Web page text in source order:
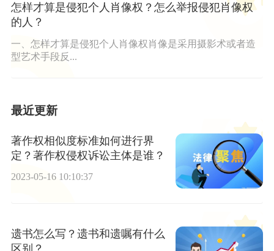
怎样才算是侵犯个人肖像权？怎么举报侵犯肖像权
的人？
一、怎样才算是侵犯个人肖像权肖像是采用摄影术或者造
型艺术手段反...
最近更新
著作权相似度标准如何进行界
定？著作权侵权诉讼主体是谁？
2023-05-16 10:10:37
遗书怎么写？遗书和遗嘱有什么
区别？